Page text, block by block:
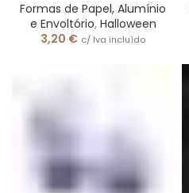
Formas de Papel, Alumínio
e Envoltório, Halloween
3,20 € c/ Iva incluído